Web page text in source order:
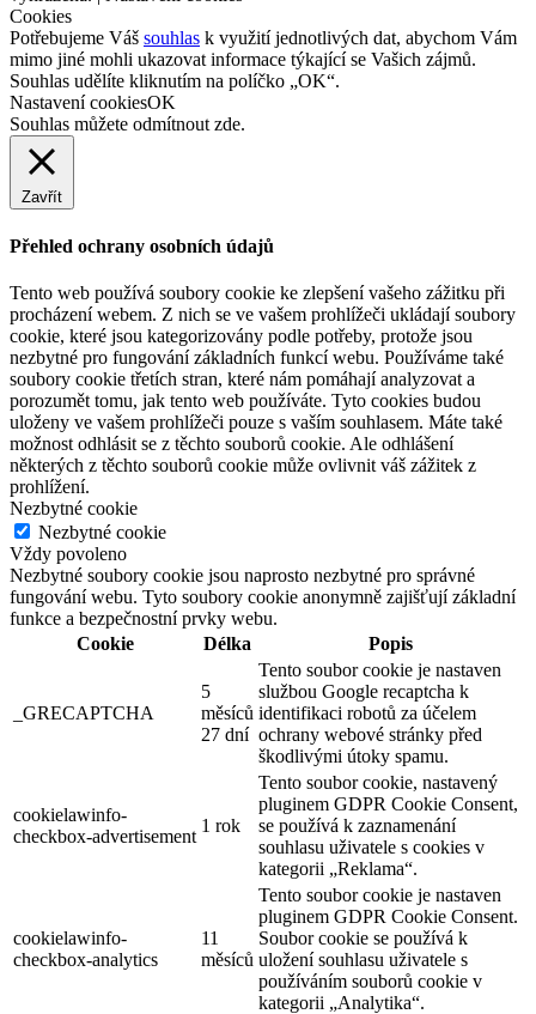
Cookies
Potřebujeme Váš souhlas k využití jednotlivých dat, abychom Vám
mimo jiné mohli ukazovat informace týkající se Vašich zájmů.
Souhlas udělíte kliknutím na políčko „OK“.
Nastavení cookiesOK
Souhlas můžete odmítnout zde.
Zavřít
Přehled ochrany osobních údajů
Tento web používá soubory cookie ke zlepšení vašeho zážitku při
procházení webem. Z nich se ve vašem prohlížeči ukládají soubory
cookie, které jsou kategorizovány podle potřeby, protože jsou
nezbytné pro fungování základních funkcí webu. Používáme také
soubory cookie třetích stran, které nám pomáhají analyzovat a
porozumět tomu, jak tento web používáte. Tyto cookies budou
uloženy ve vašem prohlížeči pouze s vaším souhlasem. Máte také
možnost odhlásit se z těchto souborů cookie. Ale odhlášení
některých z těchto souborů cookie může ovlivnit váš zážitek z
prohlížení.
Nezbytné cookie
Nezbytné cookie
Vždy povoleno
Nezbytné soubory cookie jsou naprosto nezbytné pro správné
fungování webu. Tyto soubory cookie anonymně zajišťují základní
funkce a bezpečnostní prvky webu.
Cookie
Délka Popis
_GRECAPTCHA
5
měsíců
27 dní
Tento soubor cookie je nastaven
službou Google recaptcha k
identifikaci robotů za účelem
ochrany webové stránky před
škodlivými útoky spamu.
cookielawinfo-
checkbox-advertisement
1 rok
Tento soubor cookie, nastavený
pluginem GDPR Cookie Consent,
se používá k zaznamenání
souhlasu uživatele s cookies v
kategorii „Reklama“.
cookielawinfo-
checkbox-analytics
11
měsíců
Tento soubor cookie je nastaven
pluginem GDPR Cookie Consent.
Soubor cookie se používá k
uložení souhlasu uživatele s
používáním souborů cookie v
kategorii „Analytika“.